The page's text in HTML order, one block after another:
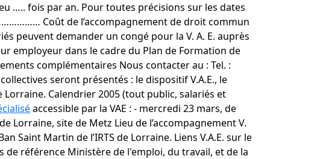
….. fois par an. Pour toutes précisions sur les dates
Coût de l’accompagnement de droit commun
peuvent demander un congé pour la V. A. E. auprès
employeur dans le cadre du Plan de Formation de
complémentaires Nous contacter au : Tel. :
seront présentés : le dispositif V.A.E., le
Calendrier 2005 (tout public, salariés et
accessible par la VAE : - mercredi 23 mars, de
Lorraine, site de Metz Lieu de l’accompagnement V.
Saint Martin de l’IRTS de Lorraine. Liens V.A.E. sur le
de référence Ministère de l'emploi, du travail, et de la